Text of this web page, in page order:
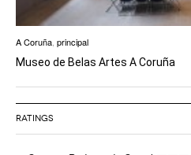
A Coruña, principal
Museo de Belas Artes A Coruña
RATINGS